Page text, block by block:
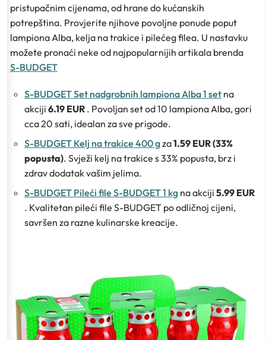
pristupačnim cijenama, od hrane do kućanskih
potrepština. Provjerite njihove povoljne ponude poput
lampiona Alba, kelja na trakice i pilećeg filea. U nastavku
možete pronaći neke od najpopularnijih artikala brenda
S-BUDGET
S-BUDGET Set nadgrobnih lampiona Alba 1 set na
akciji 6.19 EUR . Povoljan set od 10 lampiona Alba, gori
cca 20 sati, idealan za sve prigode.
S-BUDGET Kelj na trakice 400 gza1.59 EUR (33%
popusta). Svježi kelj na trakice s 33% popusta, brz i
zdrav dodatak vašim jelima.
S-BUDGET Pileći file S-BUDGET 1 kg na akciji 5.99 EUR
. Kvalitetan pileći file S-BUDGET po odličnoj cijeni,
savršen za razne kulinarske kreacije.